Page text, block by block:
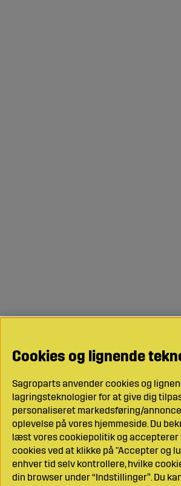
Cookies og lignende
Sagroparts anvender cookies og
lagringsteknologier for at give dig
personaliseret markedsføring/
oplevelse på vores hjemmeside. Du
læst vores cookiepolitik og accepterer
cookies ved at klikke på "Accepter og
enhver tid selv kontrollere, hvilke
din browser under “Indstillinger”. Du